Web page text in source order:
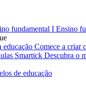
fundamental I Ensino
educação Comece a criar
Smartick Descubra o
de educação